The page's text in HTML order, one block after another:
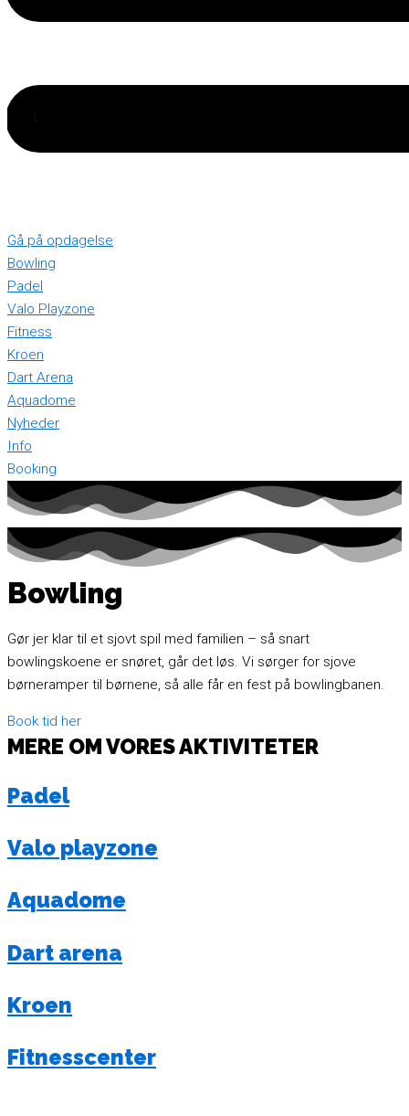
Gå på opdagelse
Bowling
Padel
Valo Playzone
Fitness
Kroen
Dart Arena
Aquadome
Nyheder
Info
Booking
Bowling
Gør jer klar til et sjovt spil med familien – så snart
bowlingskoene er snøret, går det løs. Vi sørger for sjove
børneramper til børnene, så alle får en fest på bowlingbanen.
Book tid her
MERE OM VORES AKTIVITETER
Padel
Valo playzone
Aquadome
Dart arena
Kroen
Fitnesscenter